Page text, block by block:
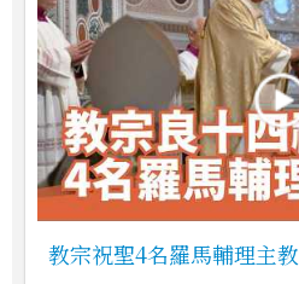
教宗祝聖4名羅馬輔理主教